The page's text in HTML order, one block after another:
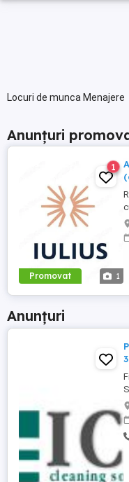
Locuri de munca Menajere
Anunțuri
Promovat 1
1
Anunțuri